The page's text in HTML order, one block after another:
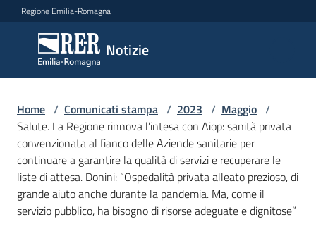
Vai al contenuto
Vai alla navigazione
Vai al footer
Regione Emilia-Romagna
Notizie
Notizie
Comunicati
stampa
Menu selezionato
Cerca
un
comunicato
Home / Comunicati stampa / 2023 / Maggio /
Salute. La Regione rinnova l’intesa con Aiop: sanità privata
convenzionata al fianco delle Aziende sanitarie per
continuare a garantire la qualità di servizi e recuperare le
liste di attesa. Donini: “Ospedalità privata alleato prezioso, di
grande aiuto anche durante la pandemia. Ma, come il
servizio pubblico, ha bisogno di risorse adeguate e dignitose”